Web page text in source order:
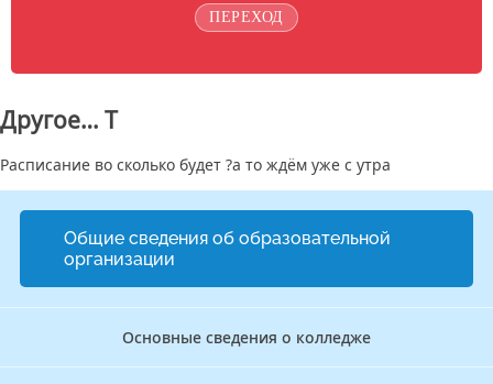
ПЕРЕХОД
Другое… Т
Расписание во сколько будет ?а то ждём уже с утра
Общие сведения об образовательной
организации
Основные сведения о колледже